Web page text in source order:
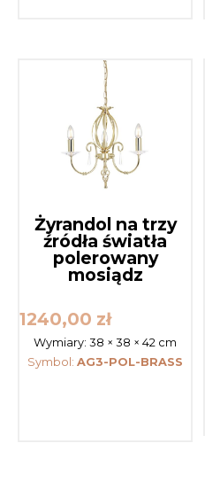
Żyrandol na trzy
źródła światła
polerowany
mosiądz
1240,00 zł
Wymiary:38 × 38 × 42 cm
Symbol:AG3-POL-BRASS